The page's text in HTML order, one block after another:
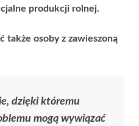
produkcji rolnej.
także osoby z zawieszoną
dzięki któremu
mogą wywiązać